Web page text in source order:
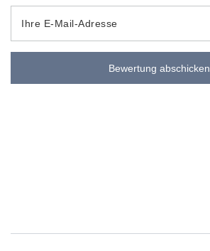
Ihre E-Mail-Adresse
Bewertung abschicken